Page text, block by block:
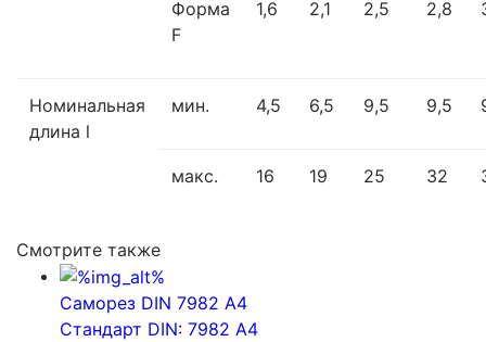
Форма
F
1,6 2,1 2,5 2,8
Номинальная
длина l
мин. 4,5 6,5 9,5 9,5
макс. 16 19 25 32
Смотрите также
Саморез DIN 7982 A4
Стандарт DIN: 7982 A4